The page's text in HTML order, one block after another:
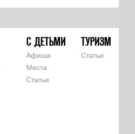
С ДЕТЬМИ
Афиша
Места
Статьи
ТУРИЗМ
Статьи